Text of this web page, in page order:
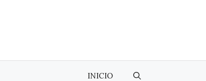
INICIO